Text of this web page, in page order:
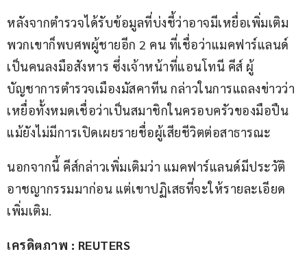
หลังจากตำรวจได้รับข้อมูลที่บ่งชี้ว่าอาจมีเหยื่อเพิ่มเติม
พวกเขาก็พบศพผู้ชายอีก 2 คน ที่เชื่อว่าแมคฟาร์แลนด์
เป็นคนลงมือสังหาร ซึ่งเจ้าหน้าที่แอนโทนี คีส์ ผู้
บัญชาการตำรวจเมืองมัสคาทีน กล่าวในการแถลงข่าวว่า
เหยื่อทั้งหมดเชื่อว่าเป็นสมาชิกในครอบครัวของมือปืน
แม้ยังไม่มีการเปิดเผยรายชื่อผู้เสียชีวิตต่อสาธารณะ
นอกจากนี้ คีส์กล่าวเพิ่มเติมว่า แมคฟาร์แลนด์มีประวัติ
อาชญากรรมมาก่อน แต่เขาปฏิเสธที่จะให้รายละเอียด
เพิ่มเติม.
เครดิตภาพ : REUTERS